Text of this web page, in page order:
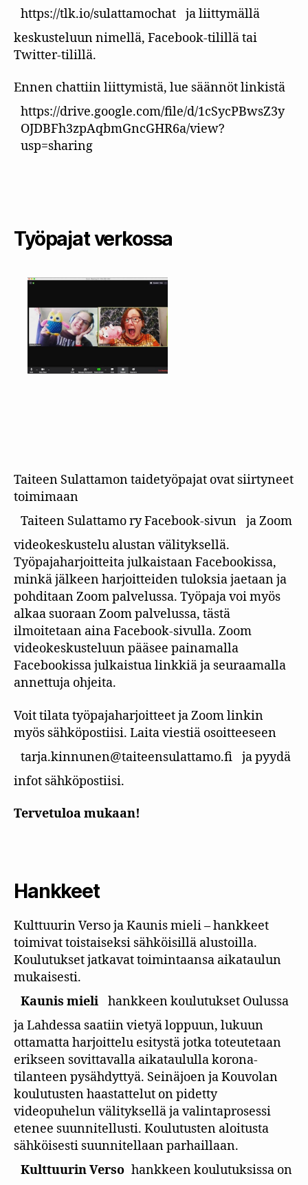
https://tlk.io/sulattamochat
ja liittymällä
keskusteluun nimellä, Facebook-tilillä tai
Twitter-tilillä.
Ennen chattiin liittymistä, lue säännöt linkistä
https://drive.google.com/file/d/1cSycPBwsZ3y
OJDBFh3zpAqbmGncGHR6a/view?
usp=sharing
Työpajat verkossa
Taiteen Sulattamon taidetyöpajat ovat siirtyneet
toimimaan
Taiteen Sulattamo ry Facebook-sivun
ja Zoom
videokeskustelu alustan välityksellä.
Työpajaharjoitteita julkaistaan Facebookissa,
minkä jälkeen harjoitteiden tuloksia jaetaan ja
pohditaan Zoom palvelussa. Työpaja voi myös
alkaa suoraan Zoom palvelussa, tästä
ilmoitetaan aina Facebook-sivulla. Zoom
videokeskusteluun pääsee painamalla
Facebookissa julkaistua linkkiä ja seuraamalla
annettuja ohjeita.
Voit tilata työpajaharjoitteet ja Zoom linkin
myös sähköpostiisi. Laita viestiä osoitteeseen
tarja.kinnunen@taiteensulattamo.fi
ja pyydä
infot sähköpostiisi.
Tervetuloa mukaan!
Hankkeet
Kulttuurin Verso ja Kaunis mieli – hankkeet
toimivat toistaiseksi sähköisillä alustoilla.
Koulutukset jatkavat toimintaansa aikataulun
mukaisesti.
Kaunis mieli
hankkeen koulutukset Oulussa
ja Lahdessa saatiin vietyä loppuun, lukuun
ottamatta harjoittelu esitystä jotka toteutetaan
erikseen sovittavalla aikataululla korona-
tilanteen pysähdyttyä. Seinäjoen ja Kouvolan
koulutusten haastattelut on pidetty
videopuhelun välityksellä ja valintaprosessi
etenee suunnitellusti. Koulutusten aloitusta
sähköisesti suunnitellaan parhaillaan.
Kulttuurin Verso hankkeen koulutuksissa on